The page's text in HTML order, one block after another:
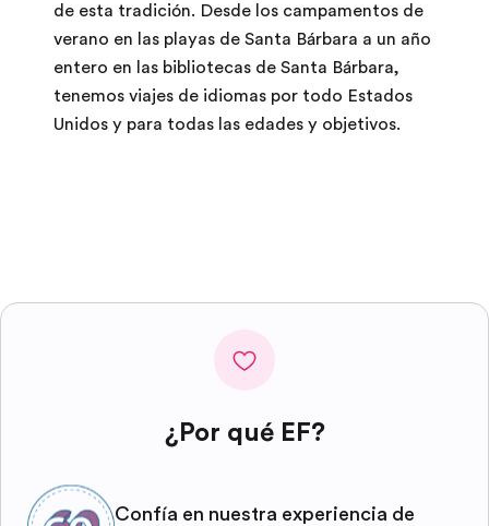
de esta tradición. Desde los campamentos de
verano en las playas de Santa Bárbara a un año
entero en las bibliotecas de Santa Bárbara,
tenemos viajes de idiomas por todo Estados
Unidos y para todas las edades y objetivos.
¿Por qué EF?
Confía en nuestra experiencia de